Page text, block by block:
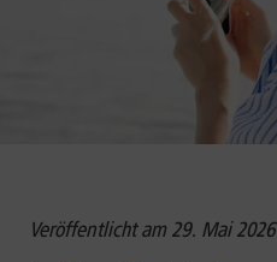
Veröffentlicht am 29. Mai 2026